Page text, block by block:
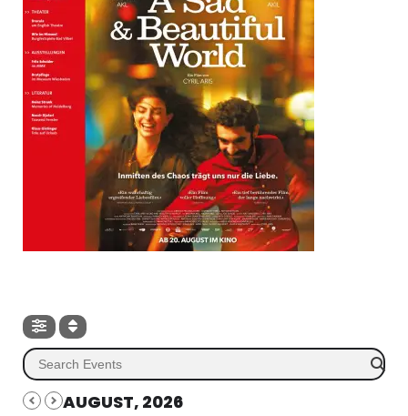
AUGUST, 2026